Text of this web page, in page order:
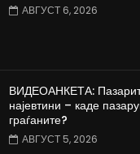
АВГУСТ 6, 2026
ВИДЕОАНКЕТА:
најевтини – каде
граѓаните?
АВГУСТ 5, 2026